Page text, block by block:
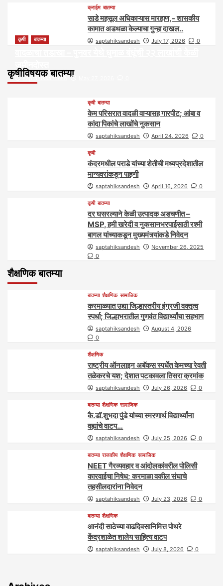
क्राईम बातम्या
साडे महसूल अधिकाऱ्यास मारहाण,- शासकीय
कामात अडथळा केल्याचा गुन्हा दाखल..
saptahiksandesh July 17, 2026 0
कृषीविषयक बातम्या
कृषी बातम्या
saptahiksandesh
कृषी बातम्या
केम परिसरात वादळी वाऱ्यासह गारपीट; आंबा व
कांदा पिकांचे लाखोंचे नुकसान
saptahiksandesh April 24, 2026 0
कृषी
कंदरमधील पराडे यांच्या शेतीची मध्यप्रदेशातील
मान्यवरांकडून पाहणी
saptahiksandesh April 16, 2026 0
कृषी बातम्या
दर घसरल्याने केळी उत्पादक अडचणीत –
MSP, हमी खरेदी व नुकसानभरपाईसाठी रश्मी
बागल यांच्याकडून मुख्यमंत्र्यांकडे निवेदन
saptahiksandesh
November 26, 2025
0
शैक्षणिक बातम्या
बातम्या शैक्षणिक सामाजिक
करमाळ्यात उद्या जिल्हास्तरीय इंग्रजी वक्तृत्व
स्पर्धा; जिल्हाभरातील गुणवंत विद्यार्थ्यांचा सहभाग
saptahiksandesh
August 4, 2026
0
शैक्षणिक
राष्ट्रीय ऑनलाइन अबॅकस स्पर्धेत केमच्या रेवती
तळेकरचे यश; देशात पटकावला तिसरा क्रमांक
saptahiksandesh July 26, 2026 0
बातम्या शैक्षणिक सामाजिक
कै.डॉ.शुभदा पुंडे यांच्या स्मरणार्थ विद्यार्थ्यांना
वह्यांचे वाटप…
saptahiksandesh July 25, 2026 0
बातम्या राजकीय शैक्षणिक सामाजिक
NEET गैरव्यवहार व आंदोलकांवरील पोलिसी
कारवाईचा निषेध; करमाळा वकील संघाचे
तहसीलदारांना निवेदन
saptahiksandesh July 23, 2026 0
बातम्या शैक्षणिक
आनंदी साठेच्या वाढदिवसानिमित्त पोथरे
केंद्रशाळेत शालेय साहित्य वाटप
saptahiksandesh July 8, 2026 0